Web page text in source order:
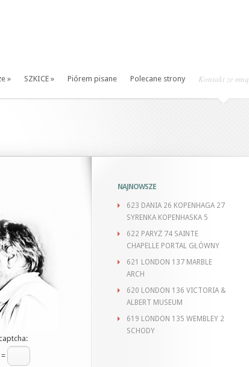
» SZKICE » Piórem pisane Polecane strony Kontakt ze mną
=
NAJNOWSZE
623 DANIA 26 KOPENHAGA 27
SYRENKA KOPENHASKA 5
622 PARYŻ 74 SAINTE
CHAPELLE PORTAL GŁÓWNY
621 LONDON 137 MARBLE
ARCH
620 LONDON 136 VICTORIA &
ALBERT MUSEUM
619 LONDON 135 WEMBLEY 2
SCHODY